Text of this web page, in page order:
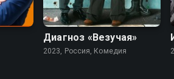
7.4
Диагноз «Везучая»
2023, Россия, Комедия